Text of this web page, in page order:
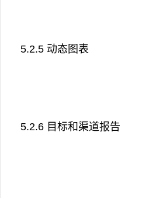
5.2.5 动态图表
5.2.6 目标和渠道报告